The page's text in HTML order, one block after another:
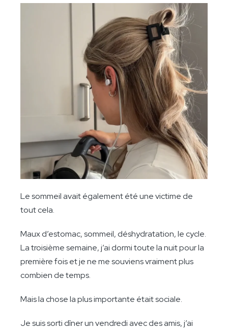
Le sommeil avait également été une victime de
tout cela.
Maux d’estomac, sommeil, déshydratation, le cycle.
La troisième semaine, j’ai dormi toute la nuit pour la
première fois et je ne me souviens vraiment plus
combien de temps.
Mais la chose la plus importante était sociale.
Je suis sorti dîner un vendredi avec des amis, j’ai